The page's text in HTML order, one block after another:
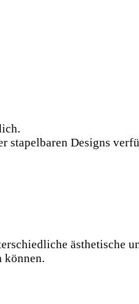
stapelbaren Designs
ästhetische
können.